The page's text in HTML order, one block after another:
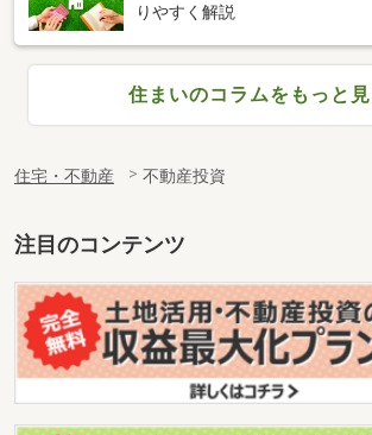
りやすく解説
住まいのコラムをもっと
住宅・不動産 不動産投資
注目のコンテンツ